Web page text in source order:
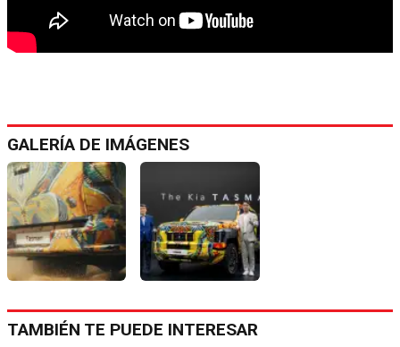
GALERÍA DE IMÁGENES
TAMBIÉN TE PUEDE INTERESAR